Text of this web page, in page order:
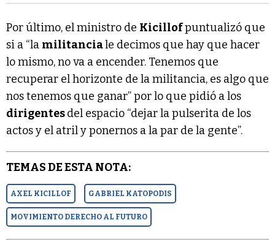
Por último, el ministro de Kicillofpuntualizó que
si a “la militanciale decimos que hay que hacer
lo mismo, no va a encender. Tenemos que
recuperar el horizonte de la militancia, es algo que
nos tenemos que ganar” por lo que pidió a los
dirigentesdel espacio “dejar la pulserita de los
actos y el atril y ponernos a la par de la gente”.
TEMAS DE ESTA NOTA:
AXEL KICILLOF GABRIEL KATOPODIS
MOVIMIENTO DERECHO AL FUTURO